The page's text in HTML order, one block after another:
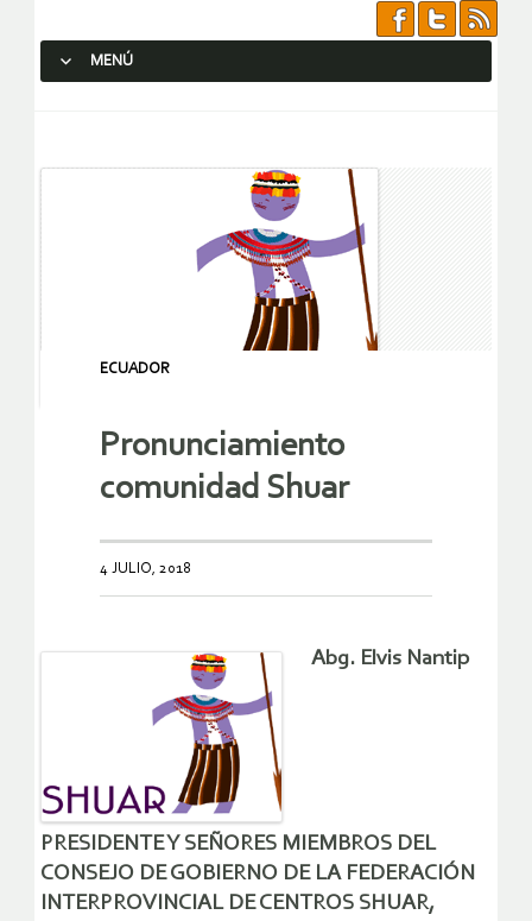
MENÚ
ECUADOR
Pronunciamiento
comunidad Shuar
4 JULIO, 2018
Abg. Elvis Nantip
PRESIDENTE Y SEÑORES MIEMBROS DEL
CONSEJO DE GOBIERNO DE LA FEDERACIÓN
INTERPROVINCIAL DE CENTROS SHUAR,